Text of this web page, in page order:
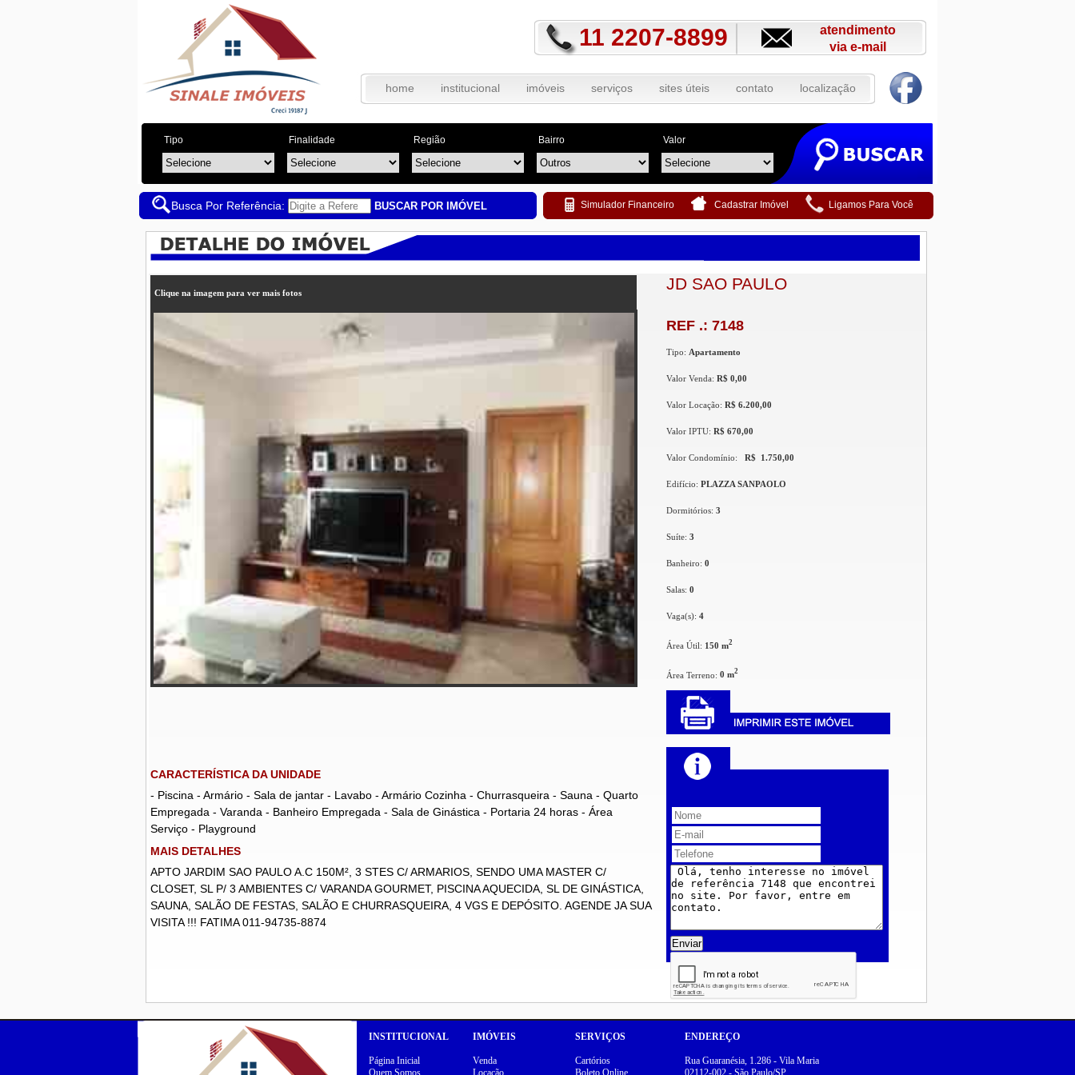
11 2207-8899
atendimento
via e-mail
home institucional imóveis serviços sites úteis contato localização
Tipo Finalidade Região Bairro Valor
Busca Por Referência: BUSCAR POR IMÓVEL Simulador Financeiro Cadastrar Imóvel Ligamos Para Você
Clique na imagem para ver mais fotos
CARACTERÍSTICA DA UNIDADE
- Piscina - Armário - Sala de jantar - Lavabo - Armário Cozinha - Churrasqueira - Sauna - Quarto
Empregada - Varanda - Banheiro Empregada - Sala de Ginástica - Portaria 24 horas - Área
Serviço - Playground
MAIS DETALHES
APTO JARDIM SAO PAULO A.C 150M², 3 STES C/ ARMARIOS, SENDO UMA MASTER C/
CLOSET, SL P/ 3 AMBIENTES C/ VARANDA GOURMET, PISCINA AQUECIDA, SL DE GINÁSTICA,
SAUNA, SALÃO DE FESTAS, SALÃO E CHURRASQUEIRA, 4 VGS E DEPÓSITO. AGENDE JA SUA
VISITA !!! FATIMA 011-94735-8874
JD SAO PAULO
REF .: 7148
Tipo: Apartamento
Valor Venda: R$ 0,00
Valor Locação: R$ 6.200,00
Valor IPTU: R$ 670,00
Valor Condomínio: R$ 1.750,00
Edifício: PLAZZA SANPAOLO
Dormitórios: 3
Suíte: 3
Banheiro: 0
Salas: 0
Vaga(s): 4
Área Útil: 150 m2
Área Terreno: 0 m2
Enviar
INSTITUCIONAL
Página Inicial
Quem Somos
IMÓVEIS
Venda
Locação
SERVIÇOS
Cartórios
Boleto Online
ENDEREÇO
Rua Guaranésia, 1.286 - Vila Maria
02112-002 - São Paulo/SP